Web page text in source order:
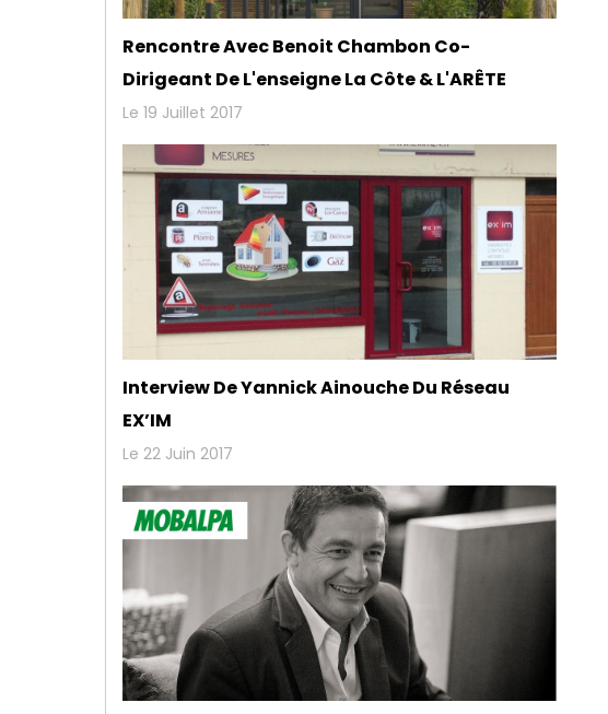
Rencontre Avec Benoit Chambon Co-
Dirigeant De L'enseigne La Côte & L'ARÊTE
Le 19 Juillet 2017
Interview De Yannick Ainouche Du Réseau
EX’IM
Le 22 Juin 2017